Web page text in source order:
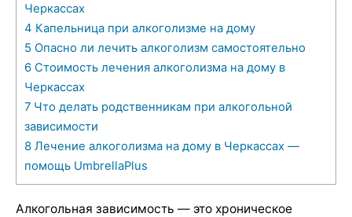
Черкассах
4 Капельница при алкоголизме на дому
5 Опасно ли лечить алкоголизм самостоятельно
6 Стоимость лечения алкоголизма на дому в
Черкассах
7 Что делать родственникам при алкогольной
зависимости
8 Лечение алкоголизма на дому в Черкассах —
помощь UmbrellaPlus
Алкогольная зависимость — это хроническое